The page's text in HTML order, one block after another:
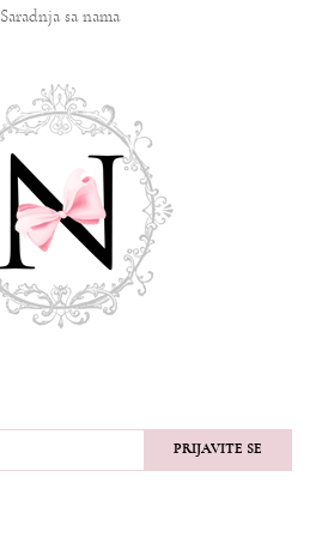
Saradnja sa nama
PRIJAVITE SE